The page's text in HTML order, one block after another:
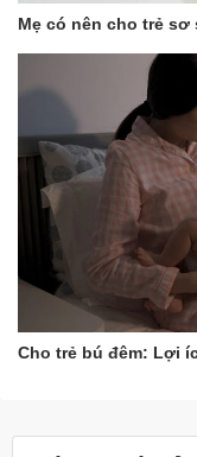
Mẹ có nên cho trẻ
Cho trẻ bú đêm: Lợi